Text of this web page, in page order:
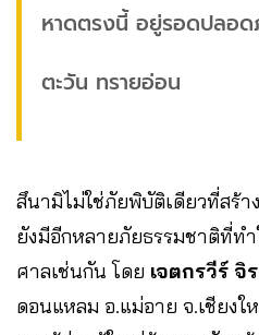
หาดตรงนี้ อยู่รอดปลอด
ตะวัน ทรายอ่อน
สึนามิไม่ใช่ภัยพิบัติเดียวที่สร้า
ยังมีอีกหลายภัยธรรมชาติที่ท
ศาลเช่นกัน โดย เจตกรวีร์ จิ
ดอนแหลม อ.แม่อาย จ.เชียง